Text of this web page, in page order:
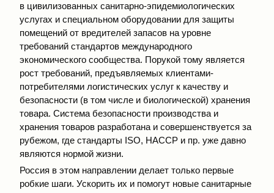
в цивилизованных санитарно-эпидемиологических
услугах и специальном оборудовании для защиты
помещений от вредителей запасов на уровне
требований стандартов международного
экономического сообщества. Порукой тому является
рост требований, предъявляемых клиентами-
потребителями логистических услуг к качеству и
безопасности (в том числе и биологической) хранения
товара. Система безопасности производства и
хранения товаров разработана и совершенствуется за
рубежом, где стандарты ISO, HACCP и пр. уже давно
являются нормой жизни.
Россия в этом направлении делает только первые
робкие шаги. Ускорить их и помогут новые санитарные